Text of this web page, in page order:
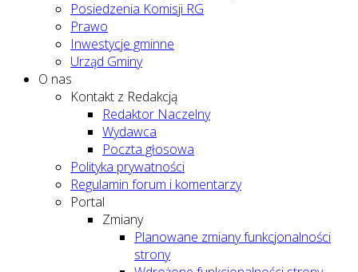
Posiedzenia Komisji RG
Prawo
Inwestycje gminne
Urząd Gminy
O nas
Kontakt z Redakcją
Redaktor Naczelny
Wydawca
Poczta głosowa
Polityka prywatności
Regulamin forum i komentarzy
Portal
Zmiany
Planowane zmiany funkcjonalności
strony